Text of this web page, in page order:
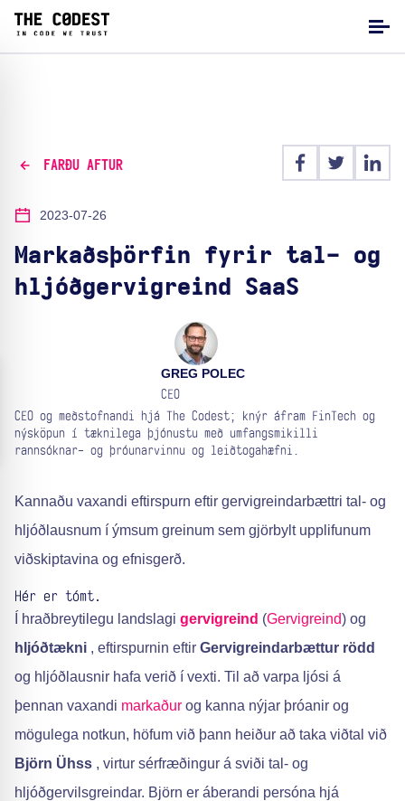
FARÐU AFTUR
2023-07-26
Markaðsþörfin fyrir tal- og
hljóðgervigreind SaaS
GREG POLEC
CEO
CEO og meðstofnandi hjá The Codest; knýr áfram FinTech og
nýsköpun í tæknilega þjónustu með umfangsmikilli
rannsóknar- og þróunarvinnu og leiðtogahæfni.
Kannaðu vaxandi eftirspurn eftir gervigreindarbættri tal- og
hljóðlausnum í ýmsum greinum sem gjörbylt upplifunum
viðskiptavina og efnisgerð.
Hér er tómt.
Í hraðbreytilegu landslagi gervigreind (Gervigreind) og
hljóðtækni , eftirspurnin eftir Gervigreindarbættur rödd
og hljóðlausnir hafa verið í vexti. Til að varpa ljósi á
þennan vaxandi markaður og kanna nýjar þróanir og
mögulega notkun, höfum við þann heiður að taka viðtal við
Björn Ühss , virtur sérfræðingur á sviði tal- og
hljóðgervilsgreindar. Björn er áberandi persóna hjá